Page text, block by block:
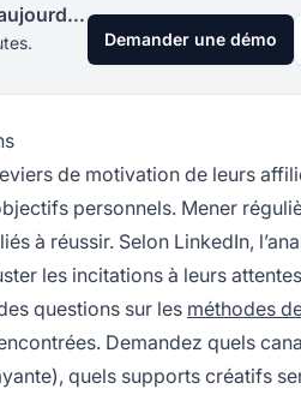
Lancez votre programme d'affiliation aujourd'hui
Demander une démo
de motivation de leurs
personnels. Mener
à réussir. Selon LinkedIn,
les incitations à leurs
questions sur les méthodes
Demandez quels
quels supports créatifs